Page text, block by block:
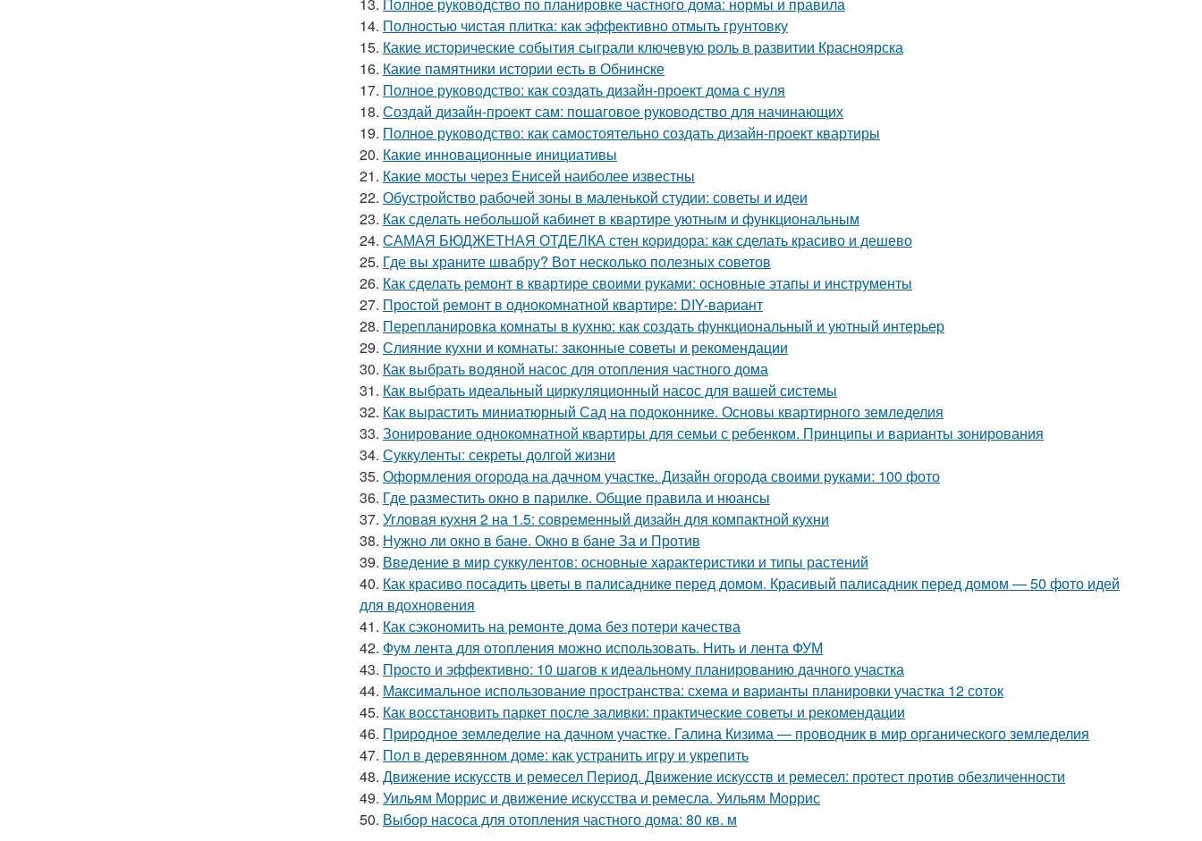
14. Полностью чистая плитка: как эффективно отмыть грунтовку
15. Какие исторические события сыграли ключевую роль в развитии Красноярска
16. Какие памятники истории есть в Обнинске
17. Полное руководство: как создать дизайн-проект дома с нуля
18. Создай дизайн-проект сам: пошаговое руководство для начинающих
19. Полное руководство: как самостоятельно создать дизайн-проект квартиры
20. Какие инновационные инициативы
21. Какие мосты через Енисей наиболее известны
22. Обустройство рабочей зоны в маленькой студии: советы и идеи
23. Как сделать небольшой кабинет в квартире уютным и функциональным
24. САМАЯ БЮДЖЕТНАЯ ОТДЕЛКА стен коридора: как сделать красиво и дешево
25. Где вы храните швабру? Вот несколько полезных советов
26. Как сделать ремонт в квартире своими руками: основные этапы и инструменты
27. Простой ремонт в однокомнатной квартире: DIY-вариант
28. Перепланировка комнаты в кухню: как создать функциональный и уютный интерьер
29. Слияние кухни и комнаты: законные советы и рекомендации
30. Как выбрать водяной насос для отопления частного дома
31. Как выбрать идеальный циркуляционный насос для вашей системы
32. Как вырастить миниатюрный Сад на подоконнике. Основы квартирного земледелия
33. Зонирование однокомнатной квартиры для семьи с ребенком. Принципы и варианты зонирования
34. Суккуленты: секреты долгой жизни
35. Оформления огорода на дачном участке. Дизайн огорода своими руками: 100 фото
36. Где разместить окно в парилке. Общие правила и нюансы
37. Угловая кухня 2 на 1.5: современный дизайн для компактной кухни
38. Нужно ли окно в бане. Окно в бане За и Против
39. Введение в мир суккулентов: основные характеристики и типы растений
40. Как красиво посадить цветы в палисаднике перед домом. Красивый палисадник перед домом — 50 фото идей
для вдохновения
41. Как сэкономить на ремонте дома без потери качества
42. Фум лента для отопления можно использовать. Нить и лента ФУМ
43. Просто и эффективно: 10 шагов к идеальному планированию дачного участка
44. Максимальное использование пространства: схема и варианты планировки участка 12 соток
45. Как восстановить паркет после заливки: практические советы и рекомендации
46. Природное земледелие на дачном участке. Галина Кизима — проводник в мир органического земледелия
47. Пол в деревянном доме: как устранить игру и укрепить
48. Движение искусств и ремесел Период. Движение искусств и ремесел: протест против обезличенности
49. Уильям Моррис и движение искусства и ремесла. Уильям Моррис
50. Выбор насоса для отопления частного дома: 80 кв. м